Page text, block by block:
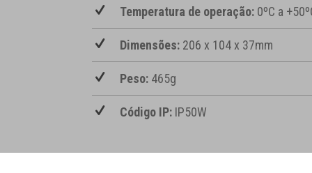
Temperatura de operação: 0ºC a
Dimensões: 206 x 104 x 37mm
Peso: 465g
Código IP: IP50W